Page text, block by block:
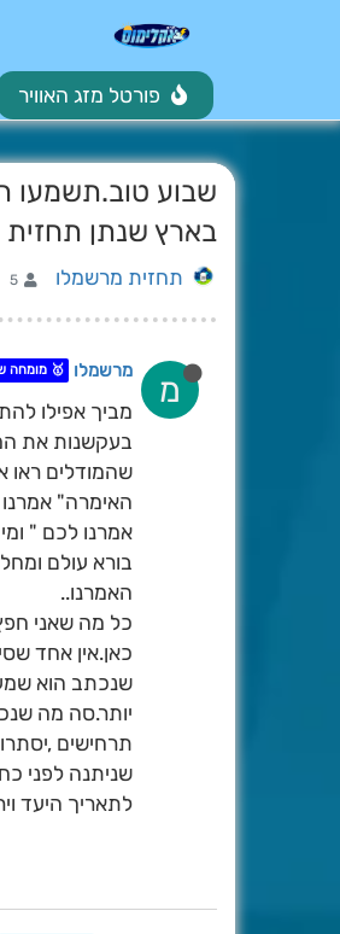
פורטל מזג האוויר
שבוע טוב.תשמעו
בארץ שנתן תחזית
תחזית מרשמלו 5
מ מרשמלו 🥇 מומחה
מביך אפילו
בעקשנות את
שהמודלים ראו
אמרנו לכם "
בורא עולם
האמרנו..
כל מה שאני
כאן.אין אחד
שנכתב הוא
תרחישים
שניתנה לפני
לתאריך היעד